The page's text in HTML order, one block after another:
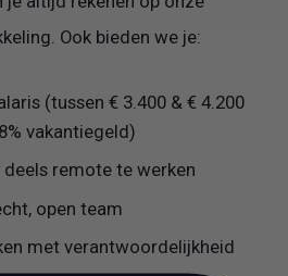
Ook bieden we je:
(tussen € 3.400 & € 4.200
vakantiegeld)
remote te werken
open team
met verantwoordelijkheid